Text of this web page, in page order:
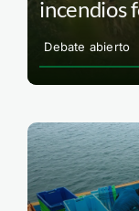
incendios
Debate abierto